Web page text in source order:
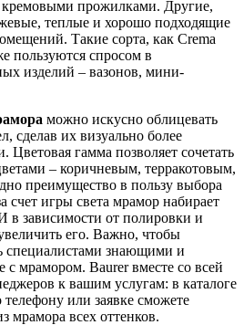
кремовыми прожилками. Другие,
теплые и хорошо подходящие
Такие сорта, как Crema
пользуются спросом в
изделий – вазонов, мини-
можно искусно облицевать
сделав их визуально более
гамма позволяет сочетать
– коричневым, терракотовым,
преимущество в пользу выбора
счет игры света мрамор набирает
в зависимости от полировки и
его. Важно, чтобы
специалистами знающими и
мрамором. Baurer вместе со всей
к вашим услугам: в каталоге
или заявке сможете
мрамора всех оттенков.